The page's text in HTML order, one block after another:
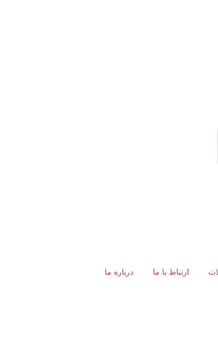
ارتباط با ما درباره ما